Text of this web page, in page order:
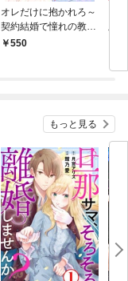
オレだけに抱かれろ～
契約結婚で憧れの教授
の妻になりました～
550
版
もっと見る